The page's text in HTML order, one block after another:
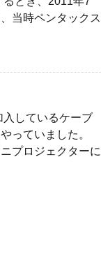
当時ペンタックス
しているケーブ
っていました。
プロジェクターに